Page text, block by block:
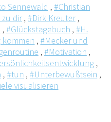
Sennewald , #Christian
dir, #Dirk Kreuter,
, #Glückstagebuch , #H.
kommen , #Mecker und
, #Motivation ,
,
, #tun , #Unterbewußtsein ,
visualisieren